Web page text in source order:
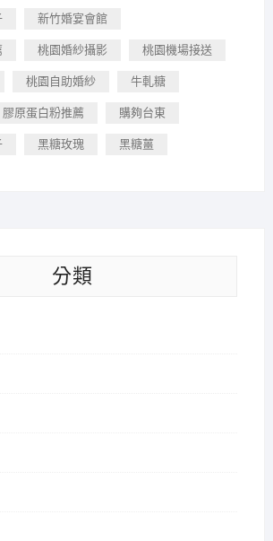
新竹婚宴會館
桃園婚紗攝影 桃園機場接送
桃園自助婚紗 牛軋糖
膠原蛋白粉推薦 購夠台東
黑糖玫瑰 黑糖薑
分類